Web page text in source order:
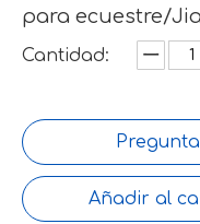
para ecuestre/
Cantidad:
Añadir al